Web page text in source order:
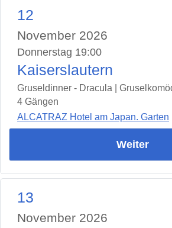
12
November 2026
Donnerstag 19:00
Kaiserslautern
Gruseldinner - Dracula |
4 Gängen
ALCATRAZ Hotel am Japan. Garten
Weiter
13
November 2026